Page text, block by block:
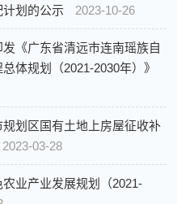
划的公示
2023-10-26
《广东省清远市连南瑶族自
体规划（2021-2030年）》
划区国有土地上房屋征收补
2023-03-28
业产业发展规划（2021-